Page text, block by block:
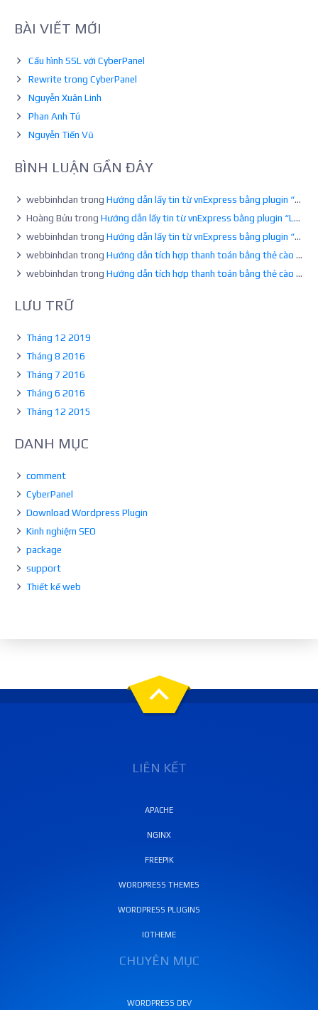
BÀI VIẾT MỚI
Cấu hình SSL với CyberPanel
Rewrite trong CyberPanel
Nguyễn Xuân Linh
Phan Anh Tú
Nguyễn Tiến Vũ
BÌNH LUẬN GẦN ĐÂY
webbinhdan trong Hướng dẫn lấy tin từ vnExpress bằng plugin “Lay Tin vnExpress cho WordPress”
Hoàng Bửu trong Hướng dẫn lấy tin từ vnExpress bằng plugin “Lay Tin vnExpress cho WordPress”
webbinhdan trong Hướng dẫn lấy tin từ vnExpress bằng plugin “Lay Tin vnExpress cho WordPress”
webbinhdan trong Hướng dẫn tích hợp thanh toán bằng thẻ cào cho WordPress
webbinhdan trong Hướng dẫn tích hợp thanh toán bằng thẻ cào cho WordPress
LƯU TRỮ
Tháng 12 2019
Tháng 8 2016
Tháng 7 2016
Tháng 6 2016
Tháng 12 2015
DANH MỤC
comment
CyberPanel
Download Wordpress Plugin
Kinh nghiệm SEO
package
support
Thiết kế web
LIÊN KẾT
APACHE
NGINX
FREEPIK
WORDPRESS THEMES
WORDPRESS PLUGINS
IOTHEME
CHUYÊN MỤC
WORDPRESS DEV